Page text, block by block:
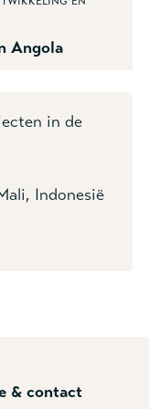
Angola
in de
Indonesië
& contact